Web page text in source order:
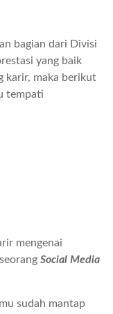
bagian dari Divisi
yang baik
karir, maka berikut
tempati
mengenai
Social Media
sudah mantap